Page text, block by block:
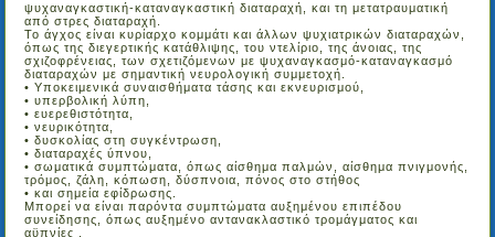
ψυχαναγκαστική-καταναγκαστική διαταραχή, και τη μετατραυματική
από στρες διαταραχή.
Το άγχος είναι κυρίαρχο κομμάτι και άλλων ψυχιατρικών διαταραχών,
όπως της διεγερτικής κατάθλιψης, του ντελίριο, της άνοιας, της
σχιζοφρένειας, των σχετιζόμενων με ψυχαναγκασμό-καταναγκασμό
διαταραχών με σημαντική νευρολογική συμμετοχή.
• Υποκειμενικά συναισθήματα τάσης και εκνευρισμού,
• υπερβολική λύπη,
• ευερεθιστότητα,
• νευρικότητα,
• δυσκολίας στη συγκέντρωση,
• διαταραχές ύπνου,
• σωματικά συμπτώματα, όπως αίσθημα παλμών, αίσθημα πνιγμονής,
τρόμος, ζάλη, κόπωση, δύσπνοια, πόνος στο στήθος
• και σημεία εφίδρωσης.
Μπορεί να είναι παρόντα συμπτώματα αυξημένου επιπέδου
συνείδησης, όπως αυξημένο αντανακλαστικό τρομάγματος και
αϋπνίες .